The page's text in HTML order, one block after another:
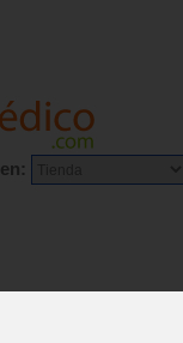
en: